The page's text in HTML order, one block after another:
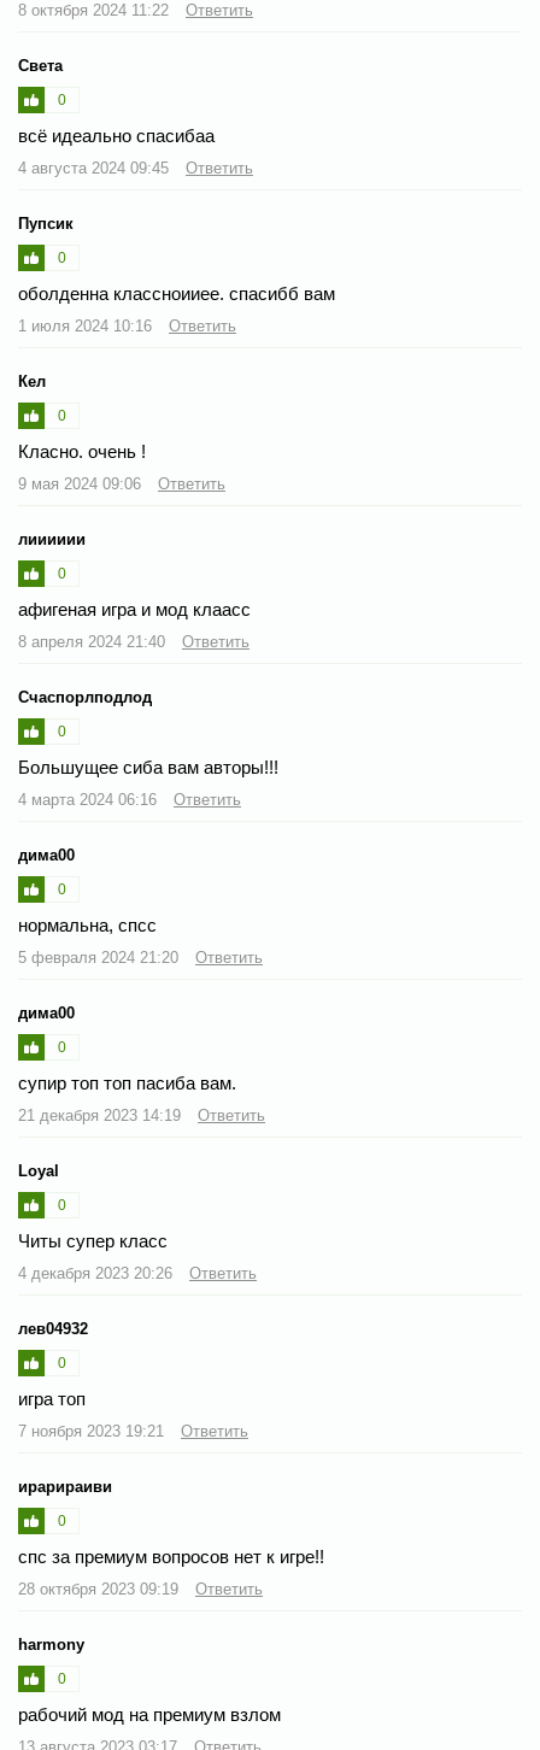
8 октября 2024 11:22 Ответить
Света
0
всё идеально спасибаа
4 августа 2024 09:45 Ответить
Пупсик
0
оболденна классноииее. спасибб вам
1 июля 2024 10:16 Ответить
Кел
0
Класно. очень !
9 мая 2024 09:06 Ответить
лииииии
0
афигеная игра и мод клаасс
8 апреля 2024 21:40 Ответить
Счаспорлподлод
0
Большущее сиба вам авторы!!!
4 марта 2024 06:16 Ответить
дима00
0
нормальна, спсс
5 февраля 2024 21:20 Ответить
дима00
0
супир топ топ пасиба вам.
21 декабря 2023 14:19 Ответить
Loyal
0
Читы супер класс
4 декабря 2023 20:26 Ответить
лев04932
0
игра топ
7 ноября 2023 19:21 Ответить
ирарираиви
0
спс за премиум вопросов нет к игре!!
28 октября 2023 09:19 Ответить
harmony
0
рабочий мод на премиум взлом